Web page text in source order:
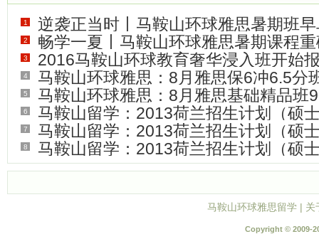
1 逆袭正当时丨马鞍山环球雅思暑期班
(0 )
2
畅学一夏丨马鞍山环球雅思暑期课程
中...
(0)
3 2016马鞍山环球教育奢华浸入班开始
(0)
4 马鞍山环球雅思：8月雅思保6冲6.5分
(65)
5 马鞍山环球雅思：8月雅思基础精品班
(44)
6 马鞍山留学：2013荷兰招生计划（硕
(96)
7 马鞍山留学：2013荷兰招生计划（硕
(49)
8 马鞍山留学：2013荷兰招生计划（硕
马鞍山环球雅思留学 | 关
Copyright © 2009-